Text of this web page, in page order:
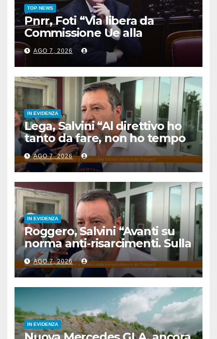
TOP NEWS
Pnrr, Foti “Via libera da
Commissione Ue alla
proposta di revisione
dell’Italia”
AGO 7, 2026
IN EVIDENZA
Lega, Salvini “Al direttivo ho
tanto da fare, non ho tempo
per litigare”
AGO 7, 2026
IN EVIDENZA
Roggero, Salvini “Avanti su
norma anti-risarcimenti. Sulla
grazia profilo basso”
AGO 7, 2026
IN EVIDENZA